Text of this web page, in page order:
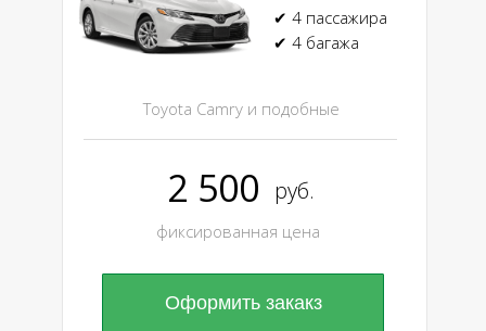
Toyota Camry и подобные
✔ 4 пассажира
✔ 4 багажа
руб.
фиксированная цена
Оформить закакз
2 500